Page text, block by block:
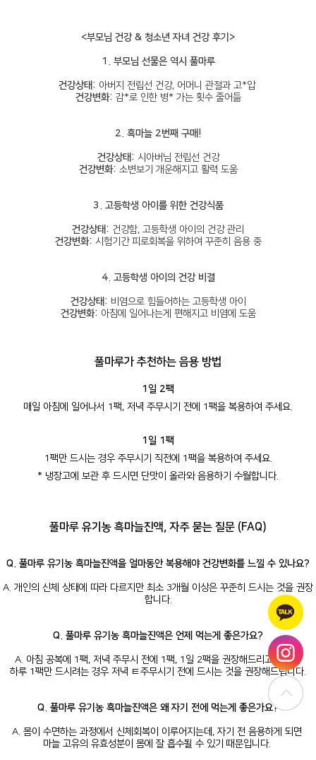
<부모님 건강 & 청소년 자녀 건강 후기>
1. 부모님 선물은 역시 풀마루
건강상태: 아버지 전립선 건강, 어머니 관절과 고*압
건강변화: 감*로 인한 병* 가는 횟수 줄어듦
2. 흑마늘 2번째 구매!
건강상태: 시아버님 전립선 건강
건강변화: 소변보기 개운해지고 활력 도움
3. 고등학생 아이를 위한 건강식품
건강상태: 건강함, 고등학생 아이의 건강 관리
건강변화: 시험기간 피로회복을 위하여 꾸준히 음용 중
4. 고등학생 아이의 건강 비결
건강상태: 비염으로 힘들어하는 고등학생 아이
건강변화: 아침에 일어나는게 편해지고 비염에 도움
풀마루가 추천하는 음용 방법
1일 2팩
매일 아침에 일어나서 1팩, 저녁 주무시기 전에 1팩을 복용하여 주세요.
1일 1팩
1팩만 드시는 경우 주무시기 직전에 1팩을 복용하여 주세요.
* 냉장고에 보관 후 드시면 단맛이 올라와 음용하기 수월합니다.
풀마루 유기농 흑마늘진액, 자주 묻는 질문 (FAQ)
Q. 풀마루 유기농 흑마늘진액을 얼마동안 복용해야 건강변화를 느낄 수 있나요?
A. 개인의 신체 상태에 따라 다르지만 최소 3개월 이상은 꾸준히 드시는 것을 권장
합니다.
Q. 풀마루 유기농 흑마늘진액은 언제 먹는게 좋은가요?
A. 아침 공복에 1팩, 저녁 주무시 전에 1팩, 1일 2팩을 권장해드리고 있으나
하루 1팩만 드시려는 경우 저녁 ㅌ주무시기 전에 드시는 것을 권장해드립니다.
Q. 풀마루 유기농 흑마늘진액은 왜 자기 전에 먹는게 좋은가요?
A. 몸이 수면하는 과정에서 신체회복이 이루어지는데, 자기 전 음용하게 되면
마늘 고유의 유효성분이 몸에 잘 흡수될 수 있기 때문입니다.